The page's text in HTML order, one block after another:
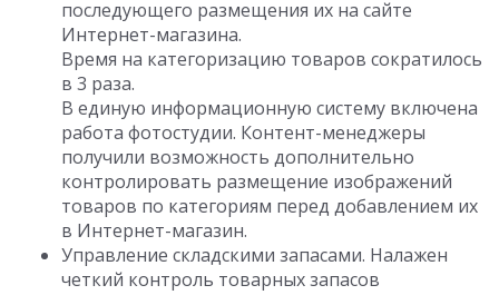
последующего размещения их на сайте
Интернет-магазина.
Время на категоризацию товаров сократилось
в 3 раза.
В единую информационную систему включена
работа фотостудии. Контент-менеджеры
получили возможность дополнительно
контролировать размещение изображений
товаров по категориям перед добавлением их
в Интернет-магазин.
Управление складскими запасами. Налажен
четкий контроль товарных запасов